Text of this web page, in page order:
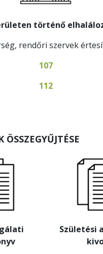
történő
rendőri szervek
107
112
ÖSSZEGYŰJTÉSE
Születési